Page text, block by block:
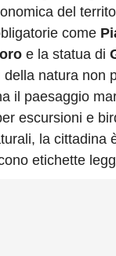
del
come
e la statua di
natura non
il paesaggio
escursioni e
la cittadina
etichette